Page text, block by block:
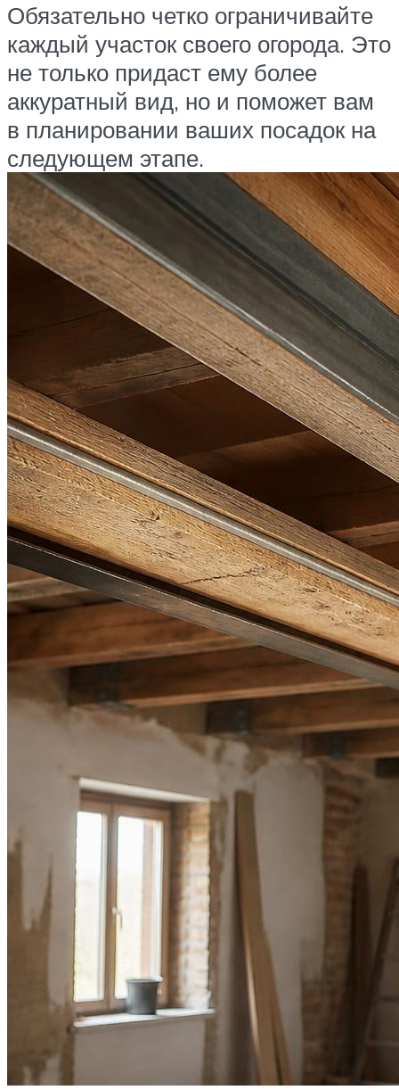
Обязательно четко ограничивайте
каждый участок своего огорода. Это
не только придаст ему более
аккуратный вид, но и поможет вам
в планировании ваших посадок на
следующем этапе.